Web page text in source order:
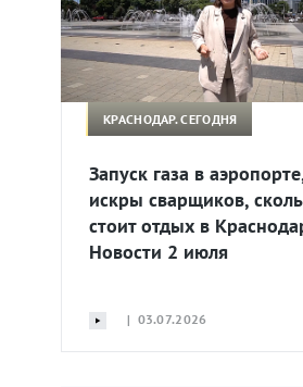
КРАСНОДАР. СЕГОДНЯ
Запуск газа в
искры сварщиков,
стоит отдых в
Новости 2 июля
| 03.07.2026